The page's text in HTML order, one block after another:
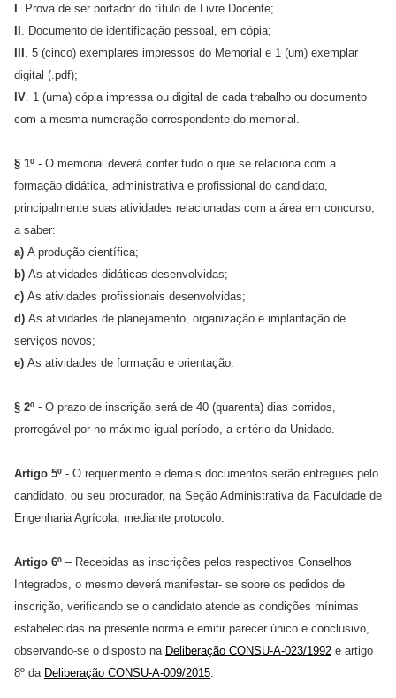
. Prova de ser portador do título de Livre Docente;
. Documento de identificação pessoal, em cópia;
. 5 (cinco) exemplares impressos do Memorial e 1 (um) exemplar
digital (.pdf);
IV. 1 (uma) cópia impressa ou digital de cada trabalho ou documento
com a mesma numeração correspondente do memorial.
§ 1º - O memorial deverá conter tudo o que se relaciona com a
formação didática, administrativa e profissional do candidato,
principalmente suas atividades relacionadas com a área em concurso,
a saber:
a) A produção científica;
b) As atividades didáticas desenvolvidas;
c) As atividades profissionais desenvolvidas;
d) As atividades de planejamento, organização e implantação de
serviços novos;
e) As atividades de formação e orientação.
§ 2º - O prazo de inscrição será de 40 (quarenta) dias corridos,
prorrogável por no máximo igual período, a critério da Unidade.
Artigo 5º - O requerimento e demais documentos serão entregues pelo
candidato, ou seu procurador, na Seção Administrativa da Faculdade de
Engenharia Agrícola, mediante protocolo.
Artigo 6º – Recebidas as inscrições pelos respectivos Conselhos
Integrados, o mesmo deverá manifestar- se sobre os pedidos de
inscrição, verificando se o candidato atende as condições mínimas
estabelecidas na presente norma e emitir parecer único e conclusivo,
observando-se o disposto na Deliberação CONSU-A-023/1992 e artigo
8º da Deliberação CONSU-A-009/2015.